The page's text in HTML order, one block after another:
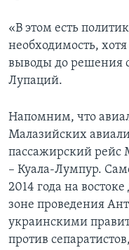
«В этом есть
необходимость,
выводы до решения
Лупаций.
Напомним, что
Малазийских
пассажирский рейс
– Куала-Лумпур.
2014 года на
зоне проведения
украинскими
против